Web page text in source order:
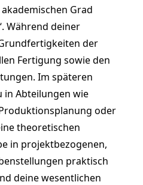
Grad
Während deiner
der
Fertigung sowie den
Im späteren
in Abteilungen wie
oder
theoretischen
in projektbezogenen,
praktisch
deine wesentlichen